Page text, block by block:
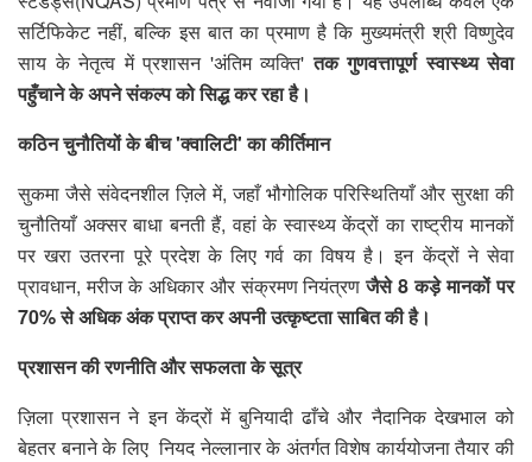
सर्टिफिकेट नहीं, बल्कि इस बात का प्रमाण है कि मुख्यमंत्री श्री विष्णुदेव
साय के नेतृत्व में प्रशासन 'अंतिम व्यक्ति'तक गुणवत्तापूर्ण स्वास्थ्य सेवा
पहुँचाने के अपने संकल्प को सिद्ध कर रहा है।
कठिन चुनौतियों के बीच 'क्वालिटी' का कीर्तिमान
सुकमा जैसे संवेदनशील ज़िले में, जहाँ भौगोलिक परिस्थितियाँ और सुरक्षा की
चुनौतियाँ अक्सर बाधा बनती हैं, वहां के स्वास्थ्य केंद्रों का राष्ट्रीय मानकों
पर खरा उतरना पूरे प्रदेश के लिए गर्व का विषय है। इन केंद्रों ने सेवा
प्रावधान, मरीज के अधिकार और संक्रमण नियंत्रणजैसे 8 कड़े मानकों पर
70% से अधिक अंक प्राप्त कर अपनी उत्कृष्टता साबित की है।
प्रशासन की रणनीति और सफलता के सूत्र
ज़िला प्रशासन ने इन केंद्रों में बुनियादी ढाँचे और नैदानिक देखभाल को
बेहतर बनाने के लिए नियद नेल्लानार के अंतर्गत विशेष कार्ययोजना तैयार की